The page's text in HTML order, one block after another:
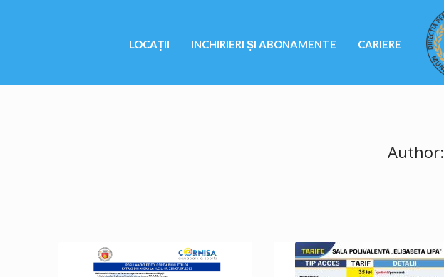
LOCAȚII INCHIRIERI ȘI ABONAMENTE CARIERE
Author: